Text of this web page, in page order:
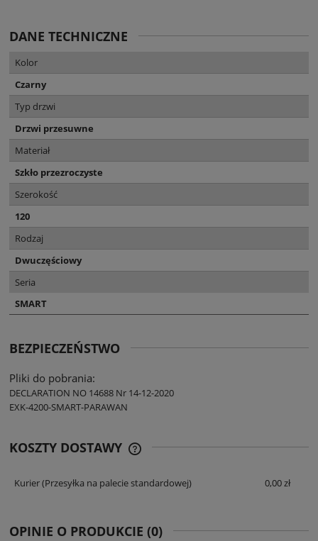
DANE TECHNICZNE
Kolor
Czarny
Typ drzwi
Drzwi przesuwne
Materiał
Szkło przezroczyste
Szerokość
120
Rodzaj
Dwuczęściowy
Seria
SMART
BEZPIECZEŃSTWO
Pliki do pobrania:
DECLARATION NO 14688 Nr 14-12-2020
EXK-4200-SMART-PARAWAN
KOSZTY DOSTAWY
Kurier(Przesyłka na palecie standardowej) 0,00 zł
OPINIE O PRODUKCIE (0)